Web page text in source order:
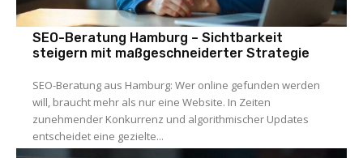
SEO-Beratung Hamburg – Sichtbarkeit
steigern mit maßgeschneiderter Strategie
SEO-Beratung aus Hamburg: Wer online gefunden werden
will, braucht mehr als nur eine Website. In Zeiten
zunehmender Konkurrenz und algorithmischer Updates
entscheidet eine gezielte...